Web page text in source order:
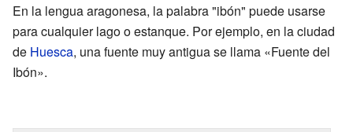
En la lengua aragonesa, la palabra "ibón" puede usarse
para cualquier lago o estanque. Por ejemplo, en la ciudad
de Huesca, una fuente muy antigua se llama «Fuente del
Ibón».